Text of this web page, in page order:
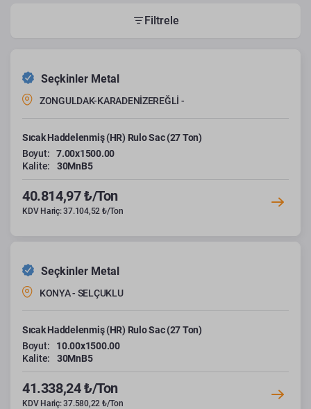
Filtrele
Seçkinler Metal
ZONGULDAK-KARADENİZEREĞLİ -
Sıcak Haddelenmiş (HR) Rulo Sac (27 Ton)
Boyut:
7.00x1500.00
Kalite:
30MnB5
40.814,97 ₺/Ton
KDV Hariç: 37.104,52 ₺/Ton
Seçkinler Metal
KONYA - SELÇUKLU
Sıcak Haddelenmiş (HR) Rulo Sac (27 Ton)
Boyut:
10.00x1500.00
Kalite:
30MnB5
41.338,24 ₺/Ton
KDV Hariç: 37.580,22 ₺/Ton